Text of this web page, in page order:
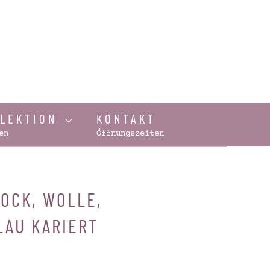
KONTAKT
Öffnungszeiten
WOLLE,
KARIERT